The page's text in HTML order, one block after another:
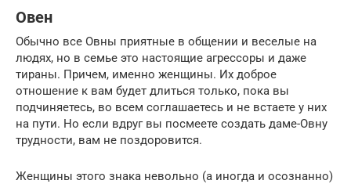
Овен
Обычно все Овны приятные в общении и веселые на
людях, но в семье это настоящие агрессоры и даже
тираны. Причем, именно женщины. Их доброе
отношение к вам будет длиться только, пока вы
подчиняетесь, во всем соглашаетесь и не встаете у них
на пути. Но если вдруг вы посмеете создать даме-Овну
трудности, вам не поздоровится.
Женщины этого знака невольно (а иногда и осознанно)